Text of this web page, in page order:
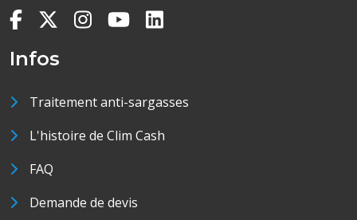
Infos
Traitement anti-sargasses
L'histoire de Clim Cash
FAQ
Demande de devis